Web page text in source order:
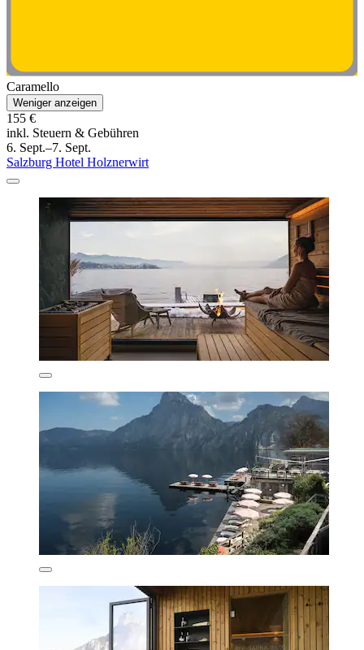
Caramello
Weniger anzeigen
155 €
inkl. Steuern & Gebühren
6. Sept.–7. Sept.
Salzburg Hotel Holznerwirt